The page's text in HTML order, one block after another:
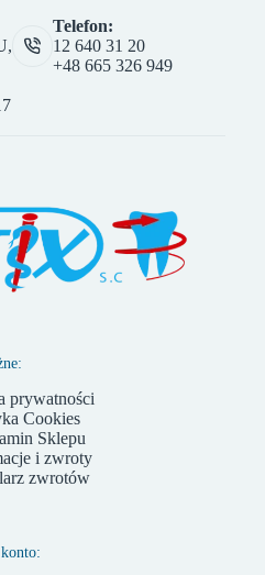
Telefon:
12 640 31 20
+48 665 326 949
prywatności
Cookies
Sklepu
i zwroty
zwrotów